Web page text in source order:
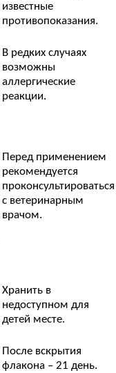
известные
противопоказания.
В редких случаях
возможны
аллергические
реакции.
Перед применением
рекомендуется
проконсультироваться
с ветеринарным
врачом.
Хранить в
недоступном для
детей месте.
После вскрытия
флакона – 21 день.